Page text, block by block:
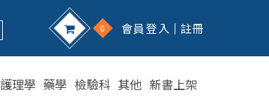
0 會員登入 註冊
護理學 藥學 檢驗科 其他 新書上架